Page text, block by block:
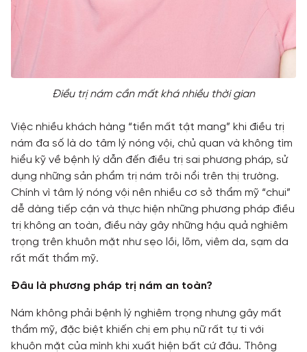
Điều trị nám cần mất khá nhiều thời gian
Việc nhiều khách hàng “tiền mất tật mang” khi điều trị
nám đa số là do tâm lý nóng vội, chủ quan và không tìm
hiểu kỹ về bệnh lý dẫn đến điều trị sai phương pháp, sử
dụng những sản phẩm trị nám trôi nổi trên thị trường.
Chính vì tâm lý nóng vội nên nhiều cơ sở thẩm mỹ “chui”
dễ dàng tiếp cận và thực hiện những phương pháp điều
trị không an toàn, điều này gây những hậu quả nghiêm
trọng trên khuôn mặt như sẹo lồi, lõm, viêm da, sạm da
rất mất thẩm mỹ.
Đâu là phương pháp trị nám an toàn?
Nám không phải bệnh lý nghiêm trọng nhưng gây mất
thẩm mỹ, đặc biệt khiến chị em phụ nữ rất tự ti với
khuôn mặt của mình khi xuất hiện bất cứ đâu. Thông